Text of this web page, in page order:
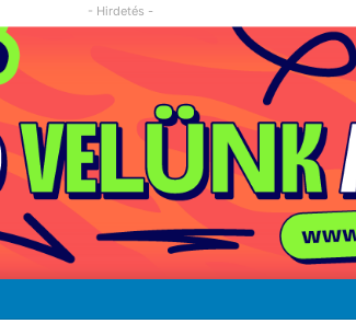
- Hirdetés -